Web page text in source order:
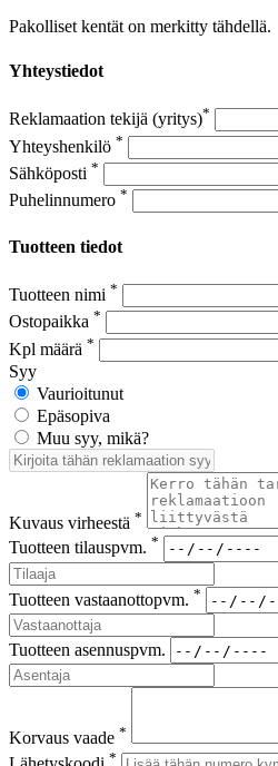
Pakolliset kentät on merkitty tähdellä.
Yhteystiedot
Reklamaation tekijä (yritys)*
Yhteyshenkilö *
Sähköposti *
Puhelinnumero *
Tuotteen tiedot
Tuotteen nimi *
Ostopaikka *
Kpl määrä *
Syy
Vaurioitunut
Epäsopiva
Muu syy, mikä?
Kuvaus virheestä *
Tuotteen tilauspvm. *
Tuotteen vastaanottopvm. *
Tuotteen asennuspvm.
Korvaus vaade *
*